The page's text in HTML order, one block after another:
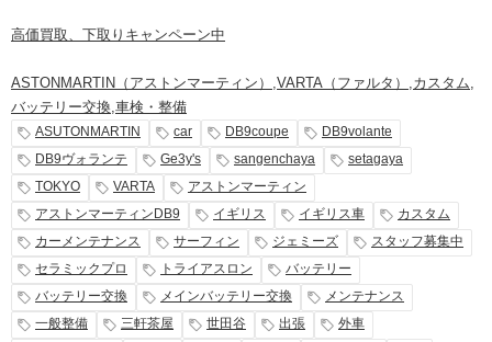
高価買取、下取りキャンペーン中
ASTONMARTIN（アストンマーティン） ,VARTA（ファルタ） ,カスタム,
バッテリー交換,車検・整備
ASUTONMARTIN car DB9coupe
DB9volante
DB9ヴォランテ
Ge3y's sangenchaya
setagaya
TOKYO
VARTA
アストンマーティン
アストンマーティンDB9
イギリス イギリス車
カスタム
カーメンテナンス
サーフィン ジェミーズ
スタッフ募集中
セラミックプロ
トライアスロン
バッテリー
バッテリー交換
メインバッテリー交換
メンテナンス
一般整備
三軒茶屋 世田谷 出張
外車